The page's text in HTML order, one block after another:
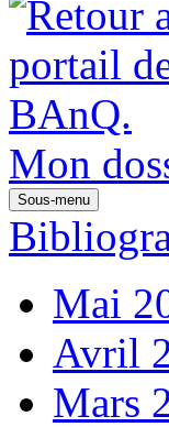
Mon
Sous-menu
Mai
Avril
Mars